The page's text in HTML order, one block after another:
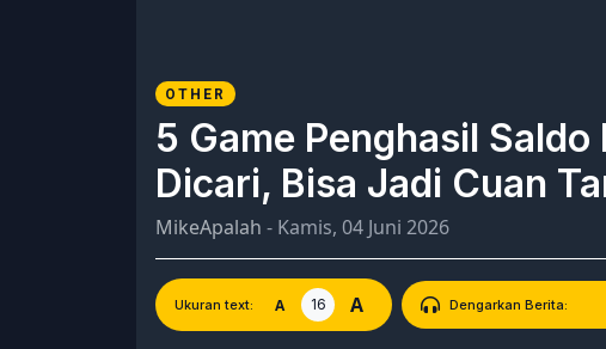
OTHER
5 Game Penghasil
Dicari, Bisa Jadi Cuan
MikeApalah - Kamis, 04 Juni 2026
Ukuran text: A 16 A Dengarkan Berita: